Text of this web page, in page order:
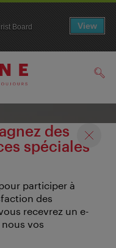
des
spéciales
participer à
des
recevrez un e-
vos
Board
View